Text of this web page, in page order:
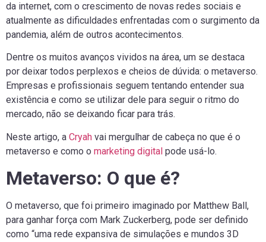
da internet, com o crescimento de novas redes sociais e
atualmente as dificuldades enfrentadas com o surgimento da
pandemia, além de outros acontecimentos.
Dentre os muitos avanços vividos na área, um se destaca
por deixar todos perplexos e cheios de dúvida: o metaverso.
Empresas e profissionais seguem tentando entender sua
existência e como se utilizar dele para seguir o ritmo do
mercado, não se deixando ficar para trás.
Neste artigo, a Cryah vai mergulhar de cabeça no que é o
metaverso e como o marketing digital pode usá-lo.
Metaverso: O que é?
O metaverso, que foi primeiro imaginado por Matthew Ball,
para ganhar força com Mark Zuckerberg, pode ser definido
como “uma rede expansiva de simulações e mundos 3D